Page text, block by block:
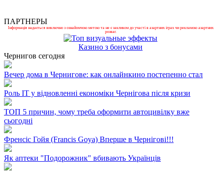
ПАРТНЕРЫ
Інформація надається виключно з ознайомчою метою та не є закликом до участі в азартних іграх чи рекламою азартних
розваг.
Казино з бонусами
Чернигов сегодня
Вечер дома в Чернигове: как онлайнкино постепенно стал
Роль ІТ у відновленні економіки Чернігова після кризи
ТОП 5 причин, чому треба оформити автоцивілку вже
сьогодні
Френсіс Гойя (Francis Goya) Вперше в Чернігові!!!
Як аптеки "Подорожник" вбивають Українців